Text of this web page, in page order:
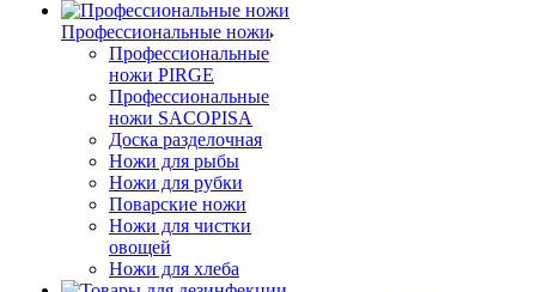
Профессиональные ножи
Профессиональные
ножи PIRGE
Профессиональные
ножи SACOPISA
Доска разделочная
Ножи для рыбы
Ножи для рубки
Поварские ножи
Ножи для чистки
овощей
Ножи для хлеба